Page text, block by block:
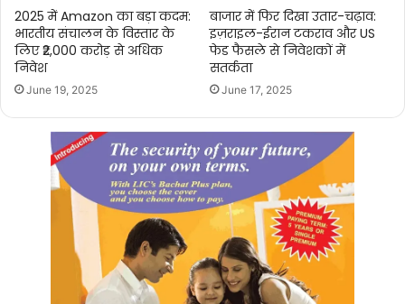
2025 में Amazon का बड़ा कदम:
भारतीय संचालन के विस्तार के
लिए ₹2,000 करोड़ से अधिक
निवेश
June 19, 2025
बाजार में फिर दिखा उतार-चढ़ाव:
इज़राइल-ईरान टकराव और US
फेड फैसले से निवेशकों में
सतर्कता
June 17, 2025